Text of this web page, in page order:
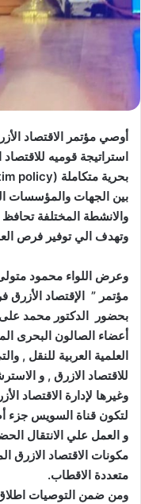
أوصي مؤتمر الاقتصاد
استراتيجة قوميه
بين الجهات والمؤسسات
والانشطة المختلفة تحافظ
وتهدف الي توفير فرص
وعرض اللواء محمود
مؤتمر ” الإقتصاد
بحضور الدكتور محمد على
أعضاء الصالون البحرى
العلمية العربية للنقل ,
للاقتصاد الازرق , و
وغيرها لإدارة الاقتصاد
لتكون قناة السويس جزء
و العمل علي الانتقال
مكونات الاقتصاد الازرق
متعددة الاقطاب.
ومن ضمن التوصيات